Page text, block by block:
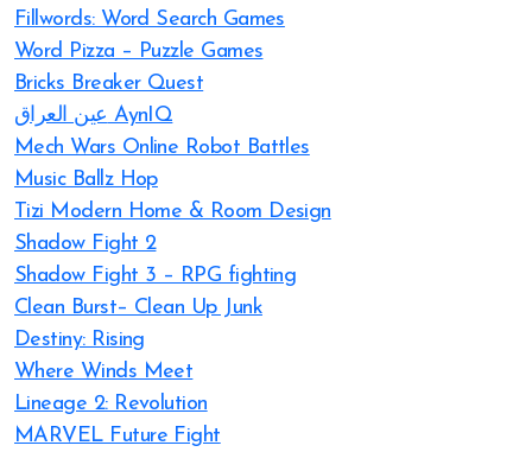
Fillwords: Word Search Games
Word Pizza – Puzzle Games
Bricks Breaker Quest
عين العراق AynIQ
Mech Wars Online Robot Battles
Music Ballz Hop
Tizi Modern Home & Room Design
Shadow Fight 2
Shadow Fight 3 – RPG fighting
Clean Burst– Clean Up Junk
Destiny: Rising
Where Winds Meet
Lineage 2: Revolution
MARVEL Future Fight